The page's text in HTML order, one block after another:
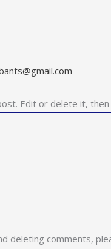
Edit or delete it,
deleting comments,